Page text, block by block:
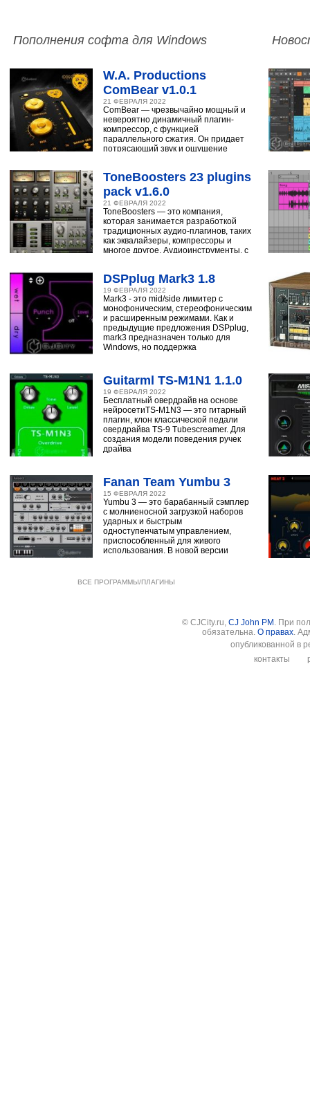
Пополнения софта для Windows
W.A. Productions
ComBear v1.0.1
21 ФЕВРАЛЯ 2022
ComBear — чрезвычайно мощный и
невероятно динамичный плагин-
компрессор, с функцией
параллельного сжатия. Он придает
потрясающий звук и ощущение
ToneBoosters 23 plugins
pack v1.6.0
21 ФЕВРАЛЯ 2022
ToneBoosters — это компания,
которая занимается разработкой
традиционных аудио-плагинов, таких
как эквалайзеры, компрессоры и
многое другое. Аудиоинструменты, с
DSPplug Mark3 1.8
19 ФЕВРАЛЯ 2022
Mark3 - это mid/side лимитер с
монофоническим, стереофоническим
и расширенным режимами. Как и
предыдущие предложения DSPplug,
mark3 предназначен только для
Windows, но поддержка
Guitarml TS-M1N1 1.1.0
19 ФЕВРАЛЯ 2022
Бесплатный овердрайв на основе
нейросетиTS-M1N3 — это гитарный
плагин, клон классической педали
овердрайва TS-9 Tubescreamer. Для
создания модели поведения ручек
драйва
Fanan Team Yumbu 3
15 ФЕВРАЛЯ 2022
Yumbu 3 — это барабанный сэмплер
с молниеносной загрузкой наборов
ударных и быстрым
одноступенчатым управлением,
приспособленный для живого
использования. В новой версии
ВСЕ ПРОГРАММЫ/ПЛАГИНЫ
© CJCity.ru, CJ John PM . При
обязательна. О правах.
опубликованной в
контакты